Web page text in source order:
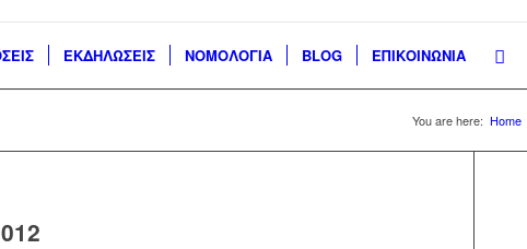
ΕΚΔΗΛΩΣΕΙΣ ΝΟΜΟΛΟΓΙΑ BLOG ΕΠΙΚΟΙΝΩΝΙΑ
You are here: Home